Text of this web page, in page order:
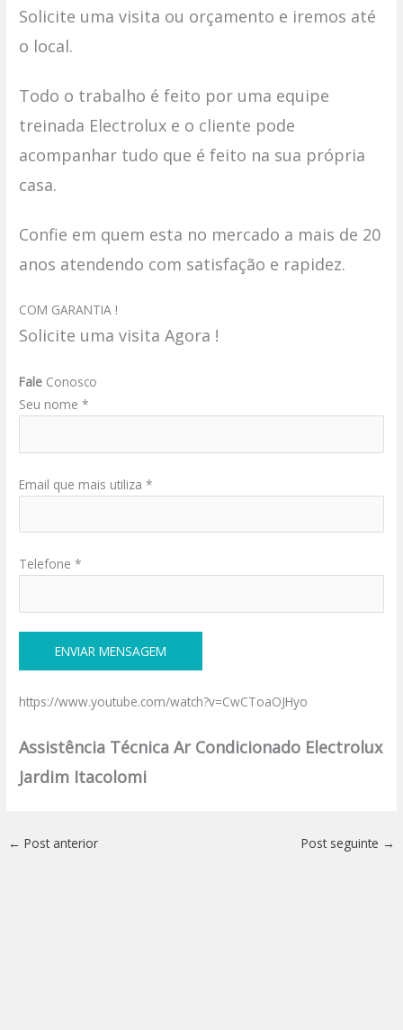
Solicite uma visita ou orçamento e iremos até
o local.
Todo o trabalho é feito por uma equipe
treinada Electrolux e o cliente pode
acompanhar tudo que é feito na sua própria
casa.
Confie em quem esta no mercado a mais de 20
anos atendendo com satisfação e rapidez.
COM GARANTIA !
Solicite uma visita Agora !
Fale Conosco
Seu nome *
Email que mais utiliza *
Telefone *
https://www.youtube.com/watch?v=CwCToaOJHyo
Assistência Técnica Ar Condicionado Electrolux
Jardim Itacolomi
← Post anterior Post seguinte →